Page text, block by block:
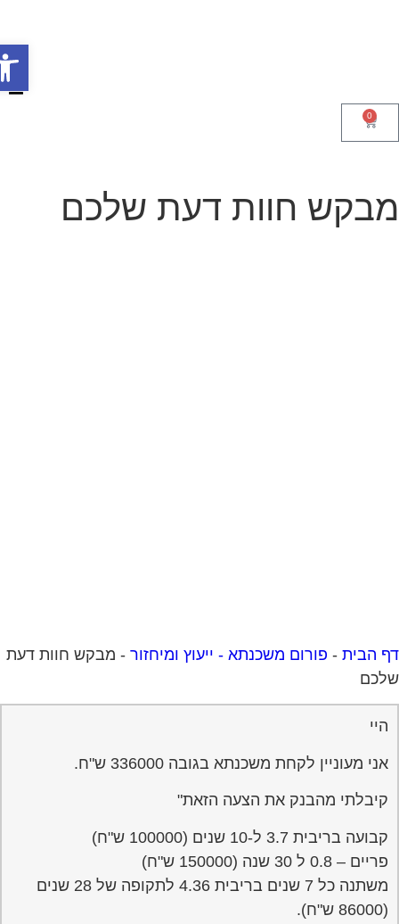
פתח
0
חוות דעת שלכם
הבית-פורום משכנתא - ייעוץ ומיחזור-מבקש חוות דעת
היי
אני מעוניין לקחת משכנתא בגובה 336000 ש"ח.
קיבלתי מהבנק את הצעה הזאת"
קבועה בריבית 3.7 ל-10 שנים (100000 ש"ח)
פריים – 0.8 ל 30 שנה (150000 ש"ח)
משתנה כל 7 שנים בריבית 4.36 לתקופה של 28 שנים